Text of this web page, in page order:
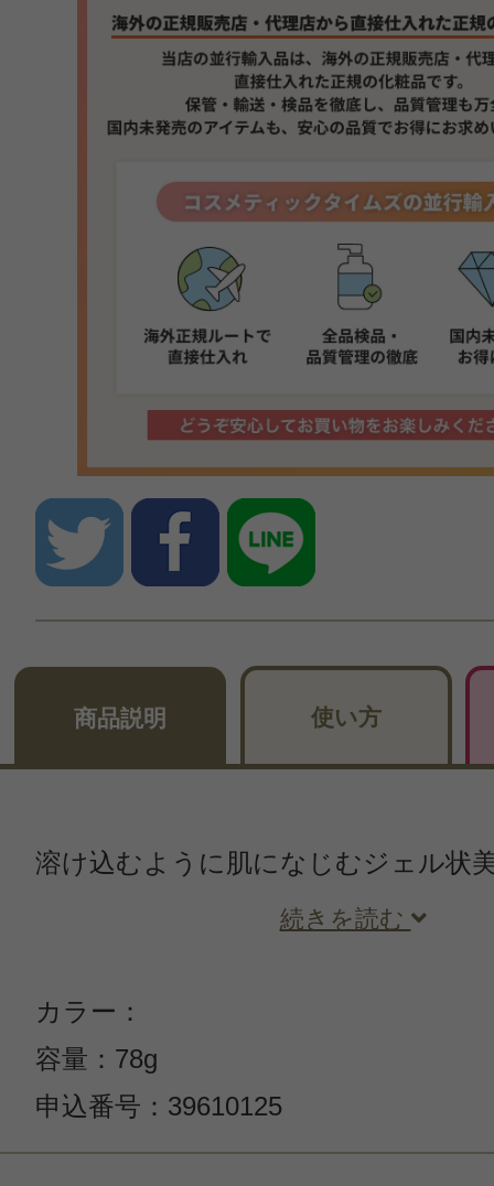
商品説明 使い方
溶け込むように肌になじむジェル状
続きを読む
カラー：
容量：78g
申込番号：39610125